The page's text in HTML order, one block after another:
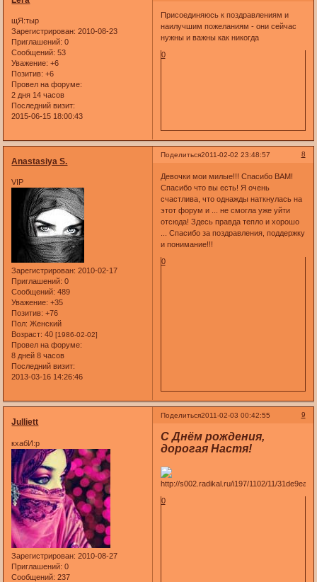
щЯ:тыр
Зарегистрирован: 2010-08-23
Приглашений: 0
Сообщений: 53
Уважение: +6
Позитив: +6
Провел на форуме:
2 дня 14 часов
Последний визит:
2015-06-15 18:00:43
Присоединяюсь к поздравлениям и
наилучшим пожеланиям - они сейчас
нужны и важны как никогда
0
Поделиться 8
2011-02-02 23:48:57
Anastasiya S.
VIP
Зарегистрирован: 2010-02-17
Приглашений: 0
Сообщений: 489
Уважение: +35
Позитив: +76
Пол: Женский
Возраст: 40[1986-02-02]
Провел на форуме:
8 дней 8 часов
Последний визит:
2013-03-16 14:26:46
Девочки мои милые!!! Спасибо ВАМ!
Спасибо что вы есть! Я очень
счастлива, что однажды наткнулась на
этот форум и ... не смогла уже уйти
отсюда! Здесь правда тепло и хорошо
... Спасибо за поздравления, поддержку
и понимание!!!
0
Поделиться 9
2011-02-03 00:42:55
Julliett
кхабИ:р
Зарегистрирован: 2010-08-27
Приглашений: 0
Сообщений: 237
C Днём рождения,
дорогая Настя!
0